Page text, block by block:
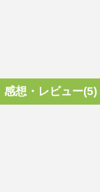
感想・レビュー(5)